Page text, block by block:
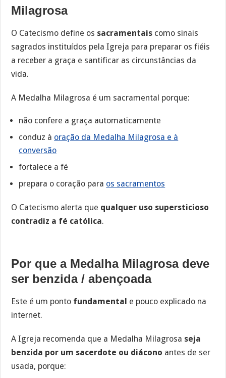
Milagrosa
O Catecismo define os sacramentais como sinais
sagrados instituídos pela Igreja para preparar os fiéis
a receber a graça e santificar as circunstâncias da
vida.
A Medalha Milagrosa é um sacramental porque:
não confere a graça automaticamente
conduz à oração da Medalha Milagrosa e à
conversão
fortalece a fé
prepara o coração para os sacramentos
O Catecismo alerta que qualquer uso supersticioso
contradiz a fé católica.
Por que a Medalha Milagrosa deve
ser benzida / abençoada
Este é um ponto fundamental e pouco explicado na
internet.
A Igreja recomenda que a Medalha Milagrosa seja
benzida por um sacerdote ou diácono antes de ser
usada, porque: